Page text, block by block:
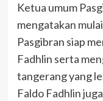
Ketua umum
mengatakan
Pasgibran siap
Fadhlin serta
tangerang yang
Faldo Fadhlin